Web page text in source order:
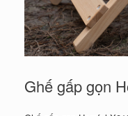
Ghế gấp gọn